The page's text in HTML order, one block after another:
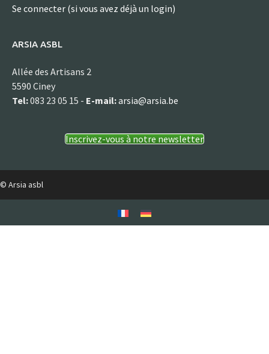
Se connecter (si vous avez déjà un login)
ARSIA ASBL
Allée des Artisans 2
5590 Ciney
Tel:083 23 05 15 - E-mail:arsia@arsia.be
Inscrivez-vous à notre newsletter
© Arsia asbl